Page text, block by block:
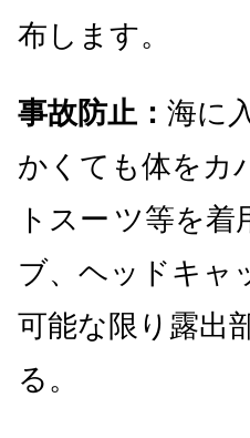
布します。
事故防止： 海に
かくても体をカ
トスー ツ等を着
ブ、ヘッドキャ
可能な限り露出
る。